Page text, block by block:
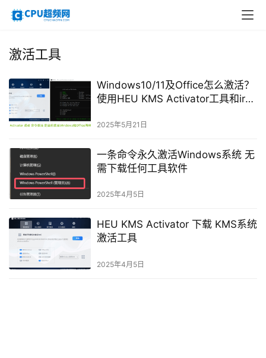
激活工具
Windows10/11及Office怎么激活？
使用HEU KMS Activator工具和irm
2025年5月21日
一条命令永久激活Windows系统 无
需下载任何工具软件
2025年4月5日
HEU KMS Activator 下载 KMS系统
激活工具
2025年4月5日